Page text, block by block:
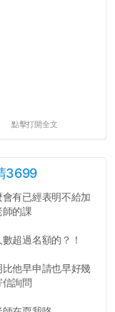
點擊打開全文
3699
會有已經表明不給加
師的課
超過名額的？！
比他早申請也早好幾
信詢問